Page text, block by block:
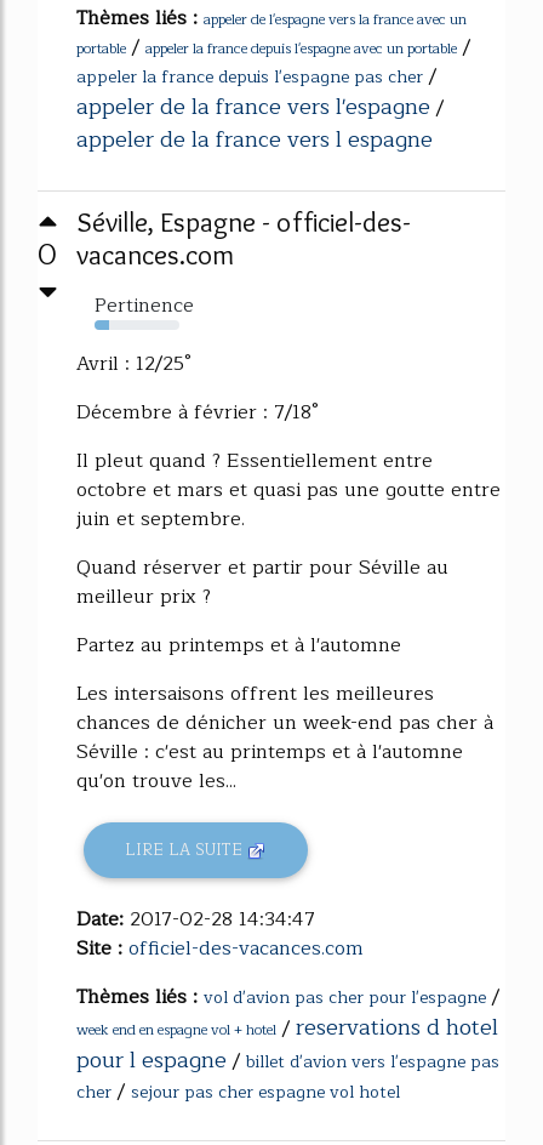
Thèmes liés : appeler de l'espagne vers la france avec un
portable / appeler la france depuis l'espagne avec un portable /
appeler la france depuis l'espagne pas cher/
appeler de la france vers l'espagne/
appeler de la france vers l espagne
0
Séville, Espagne - officiel-des-
vacances.com
Pertinence
17%
Avril : 12/25°
Décembre à février : 7/18°
Il pleut quand ? Essentiellement entre
octobre et mars et quasi pas une goutte entre
juin et septembre.
Quand réserver et partir pour Séville au
meilleur prix ?
Partez au printemps et à l'automne
Les intersaisons offrent les meilleures
chances de dénicher un week-end pas cher à
Séville : c'est au printemps et à l'automne
qu'on trouve les...
LIRE LA SUITE
Date: 2017-02-28 14:34:47
Site :officiel-des-vacances.com
Thèmes liés : vol d'avion pas cher pour l'espagne/
week end en espagne vol + hotel /reservations d hotel
pour l espagne/ billet d'avion vers l'espagne pas
cher/ sejour pas cher espagne vol hotel